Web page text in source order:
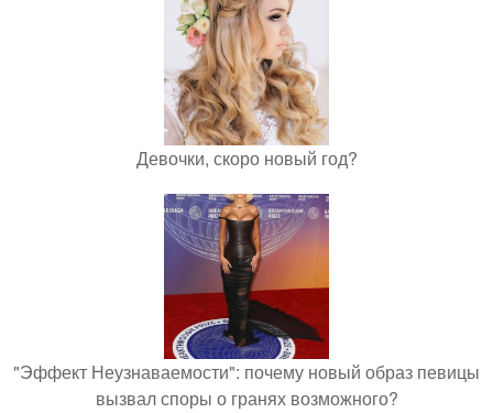
Девочки, скоро новый год?
"Эффект Неузнаваемости": почему новый образ певицы
вызвал споры о гранях возможного?